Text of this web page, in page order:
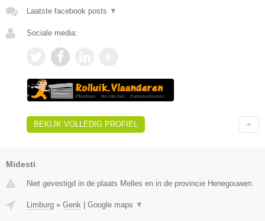
Laatste facebook posts ▼
Sociale media:
BEKIJK VOLLEDIG PROFIEL
Midesti
Niet gevestigd in de plaats Melles en in de provincie Henegouwen.
Limburg » Genk | Google maps ▼